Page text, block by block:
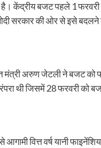
है। केंद्रीय बजट पहले 1
सरकार की ओर से इसे
मंत्री अरुण जेटली ने बजट को
थी जिसमें 28 फरवरी को
वित्त वर्ष यानी